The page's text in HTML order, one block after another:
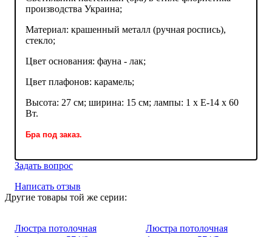
производства Украина;
Материал: крашенный металл (ручная роспись),
стекло;
Цвет основания: фауна - лак;
Цвет плафонов: карамель;
Высота: 27 см; ширина: 15 см; лампы: 1 х Е-14 х 60
Вт.
Бра под заказ.
Задать вопрос
Написать отзыв
Другие товары той же серии:
Люстра потолочная
Люстра потолочная